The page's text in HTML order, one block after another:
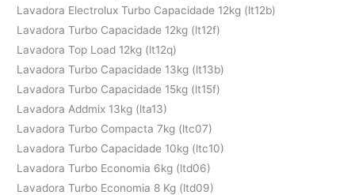
Lavadora Electrolux Turbo Capacidade 12kg (lt12b)
Lavadora Turbo Capacidade 12kg (lt12f)
Lavadora Top Load 12kg (lt12q)
Lavadora Turbo Capacidade 13kg (lt13b)
Lavadora Turbo Capacidade 15kg (lt15f)
Lavadora Addmix 13kg (lta13)
Lavadora Turbo Compacta 7kg (ltc07)
Lavadora Turbo Capacidade 10kg (ltc10)
Lavadora Turbo Economia 6kg (ltd06)
Lavadora Turbo Economia 8 Kg (ltd09)